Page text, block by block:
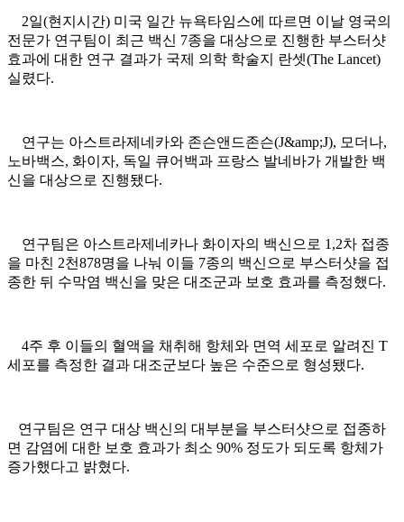
2일(현지시간) 미국 일간 뉴욕타임스에 따르면 이날 영국의
전문가 연구팀이 최근 백신 7종을 대상으로 진행한 부스터샷
효과에 대한 연구 결과가 국제 의학 학술지 란셋(The Lancet)
실렸다.
연구는 아스트라제네카와 존슨앤드존슨(J&amp;J), 모더나,
노바백스, 화이자, 독일 큐어백과 프랑스 발네바가 개발한 백
신을 대상으로 진행됐다.
연구팀은 아스트라제네카나 화이자의 백신으로 1,2차 접종
을 마친 2천878명을 나눠 이들 7종의 백신으로 부스터샷을 접
종한 뒤 수막염 백신을 맞은 대조군과 보호 효과를 측정했다.
4주 후 이들의 혈액을 채취해 항체와 면역 세포로 알려진 T
세포를 측정한 결과 대조군보다 높은 수준으로 형성됐다.
연구팀은 연구 대상 백신의 대부분을 부스터샷으로 접종하
면 감염에 대한 보호 효과가 최소 90% 정도가 되도록 항체가
증가했다고 밝혔다.